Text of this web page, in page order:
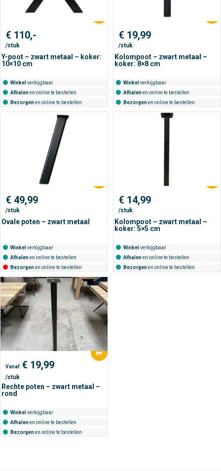
€ 110,-
/stuk
Y-poot – zwart metaal – koker:
10×10 cm
Winkel verkijgbaar
Afhalenen online te bestellen
Bezorgenen online te bestellen
€ 19,99
/stuk
Kolompoot – zwart metaal –
koker: 8×8 cm
Winkel verkijgbaar
Afhalenen online te bestellen
Bezorgenen online te bestellen
€ 49,99
/stuk
Ovale poten – zwart metaal
Winkel verkijgbaar
Afhalenen online te bestellen
Bezorgenen online te bestellen
€ 14,99
/stuk
Kolompoot – zwart metaal –
koker: 5×5 cm
Winkel verkijgbaar
Afhalenen online te bestellen
Bezorgenen online te bestellen
Vanaf: € 19,99
/stuk
Rechte poten – zwart metaal –
rond
Winkel verkijgbaar
Afhalenen online te bestellen
Bezorgenen online te bestellen